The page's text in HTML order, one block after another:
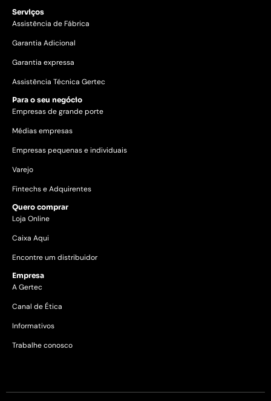
Serviços
Assistência de Fábrica
Garantia Adicional
Garantia expressa
Assistência Técnica Gertec
Para o seu negócio
Empresas de grande porte
Médias empresas
Empresas pequenas e individuais
Varejo
Fintechs e Adquirentes
Quero comprar
Loja Online
Caixa Aqui
Encontre um distribuidor
Empresa
A Gertec
Canal de Ética
Informativos
Trabalhe conosco